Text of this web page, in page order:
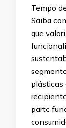
Tempo
Saiba
que
plásticas
parte